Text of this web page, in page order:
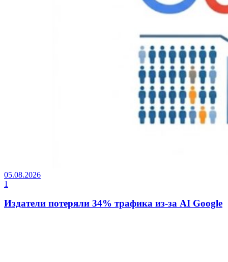
05.08.2026
1
Издатели потеряли 34% трафика из-за AI Google